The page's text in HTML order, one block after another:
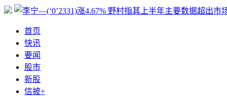
首页
快讯
要闻
股市
新股
信披+